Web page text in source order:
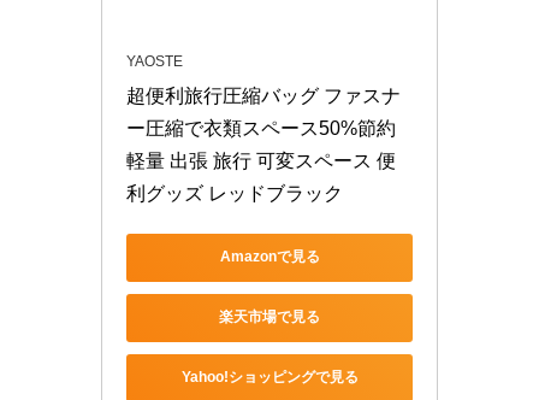
YAOSTE
超便利旅行圧縮バッグ ファスナ
ー圧縮で衣類スペース50%節約
軽量 出張 旅行 可変スペース 便
利グッズ レッドブラック
Amazonで見る
楽天市場で見る
Yahoo!ショッピングで見る